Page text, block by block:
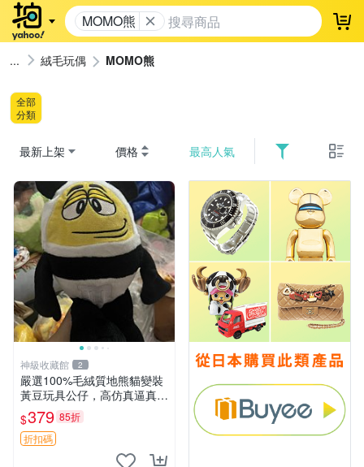
MOMO熊 登
絨毛玩偶 MOMO熊
全部
分類
最新上架 價格 最高人氣
神級收藏館 2
嚴選100%毛絨質地熊貓變裝
黃豆玩具公仔，高仿真逼真模
擬，適合收藏愛好者 熊貓 黃
豆 公仔
$379 85折
折扣碼